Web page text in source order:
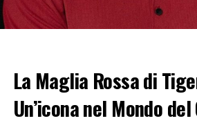
comunemente utilizzato.
– Dorso: I nuotatori si trovano sulla
gambe e da una tirata coordinata
– Farfalla: Un movimento
tirata simmetrica delle braccia
La Maglia Rossa di
Un’icona nel Mondo